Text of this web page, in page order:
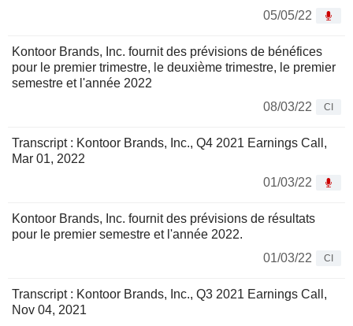
05/05/22
Kontoor Brands, Inc. fournit des prévisions de bénéfices
pour le premier trimestre, le deuxième trimestre, le premier
semestre et l'année 2022
08/03/22
CI
Transcript : Kontoor Brands, Inc., Q4 2021 Earnings Call,
Mar 01, 2022
01/03/22
Kontoor Brands, Inc. fournit des prévisions de résultats
pour le premier semestre et l'année 2022.
01/03/22
CI
Transcript : Kontoor Brands, Inc., Q3 2021 Earnings Call,
Nov 04, 2021